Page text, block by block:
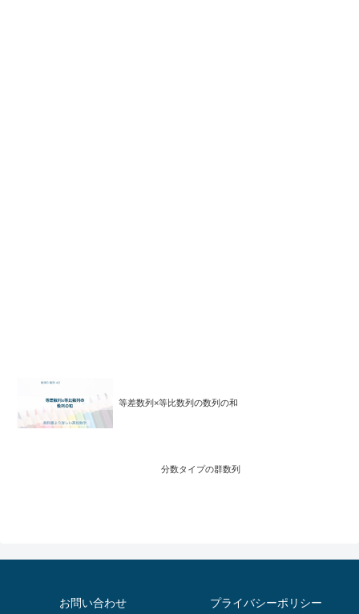
等差数列×等比数列の数列の和
分数タイプの群数列
お問い合わせ プライバシーポリシー